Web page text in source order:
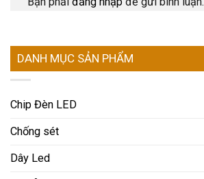
DANH MỤC SẢN PHẨM
Chip Đèn LED
Chống sét
Dây Led